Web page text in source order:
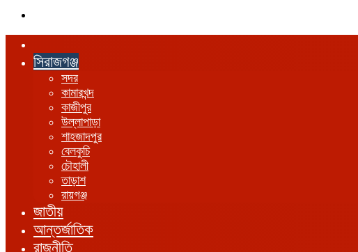
সিরাজগঞ্জ
সদর
কামারখন্দ
কাজীপুর
উল্লাপাড়া
শাহজাদপুর
বেলকুচি
চৌহালী
তাড়াশ
রায়গঞ্জ
জাতীয়
আন্তর্জাতিক
রাজনীতি